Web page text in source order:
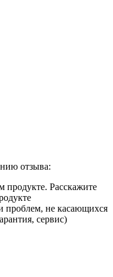
отзыва:
продукте. Расскажите
проблем, не касающихся
сервис)